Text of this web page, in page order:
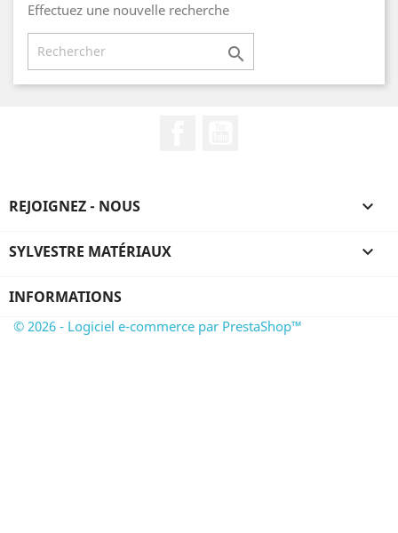
Effectuez une nouvelle recherche

REJOIGNEZ - NOUS 
SYLVESTRE MATÉRIAUX 
INFORMATIONS
© 2026 - Logiciel e-commerce par PrestaShop™